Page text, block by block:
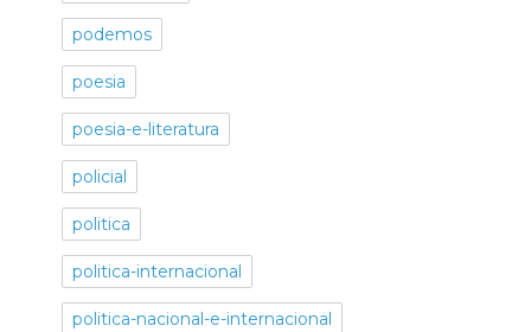
podemos
poesia
poesia-e-literatura
policial
politica
politica-internacional
politica-nacional-e-internacional